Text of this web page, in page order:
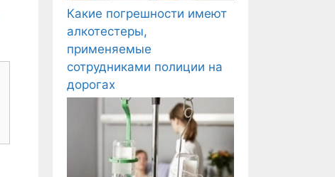
Какие погрешности имеют
алкотестеры,
применяемые
сотрудниками полиции на
дорогах